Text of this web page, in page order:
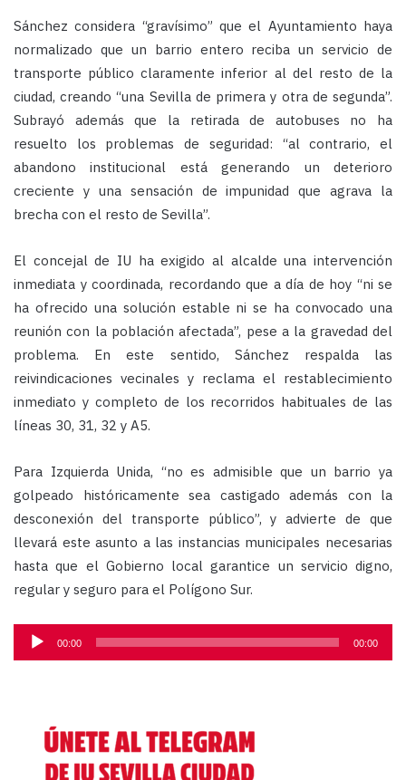
Sánchez considera “gravísimo” que el Ayuntamiento haya
normalizado que un barrio entero reciba un servicio de
transporte público claramente inferior al del resto de la
ciudad, creando “una Sevilla de primera y otra de segunda”.
Subrayó además que la retirada de autobuses no ha
resuelto los problemas de seguridad: “al contrario, el
abandono institucional está generando un deterioro
creciente y una sensación de impunidad que agrava la
brecha con el resto de Sevilla”.
El concejal de IU ha exigido al alcalde una intervención
inmediata y coordinada, recordando que a día de hoy “ni se
ha ofrecido una solución estable ni se ha convocado una
reunión con la población afectada”, pese a la gravedad del
problema. En este sentido, Sánchez respalda las
reivindicaciones vecinales y reclama el restablecimiento
inmediato y completo de los recorridos habituales de las
líneas 30, 31, 32 y A5.
Para Izquierda Unida, “no es admisible que un barrio ya
golpeado históricamente sea castigado además con la
desconexión del transporte público”, y advierte de que
llevará este asunto a las instancias municipales necesarias
hasta que el Gobierno local garantice un servicio digno,
regular y seguro para el Polígono Sur.
Reproductor
de
00:00 00:00